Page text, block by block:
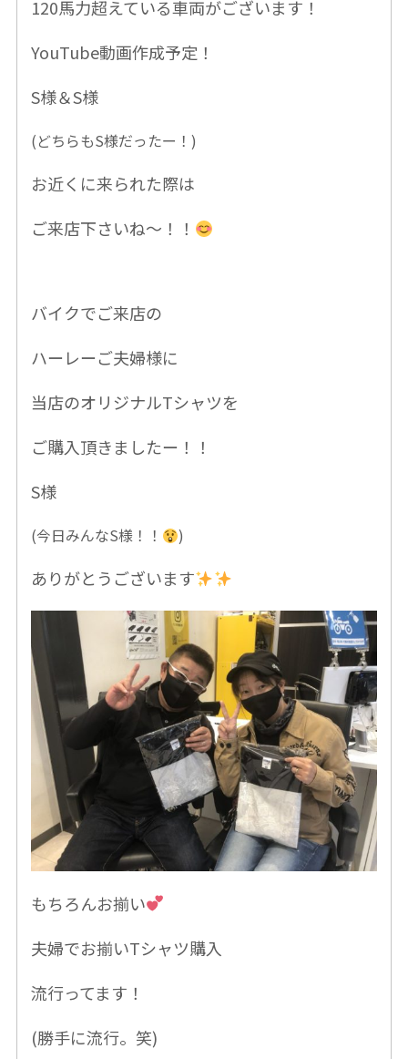
120馬力超えている車両がございます！
YouTube動画作成予定！
S様＆S様
(どちらもS様だったー！)
お近くに来られた際は
ご来店下さいね〜！！
バイクでご来店の
ハーレーご夫婦様に
当店のオリジナルTシャツを
ご購入頂きましたー！！
S様
(今日みんなS様！！ )
ありがとうございます
もちろんお揃い
夫婦でお揃いTシャツ購入
流行ってます！
(勝手に流行。笑)